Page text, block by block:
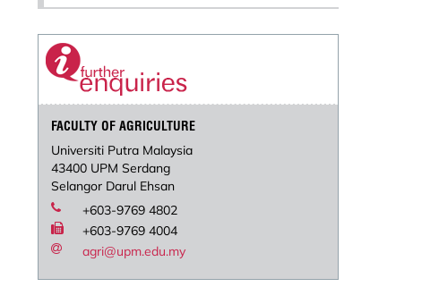
FACULTY OF AGRICULTURE
Universiti Putra Malaysia
43400 UPM Serdang
Selangor Darul Ehsan
+603-9769 4802
+603-9769 4004
agri@upm.edu.my